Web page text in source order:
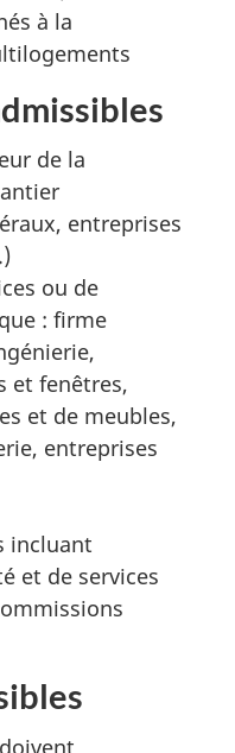
à la
de la
entreprises
ou de
: firme
et fenêtres,
et de meubles,
entreprises
incluant
et de services